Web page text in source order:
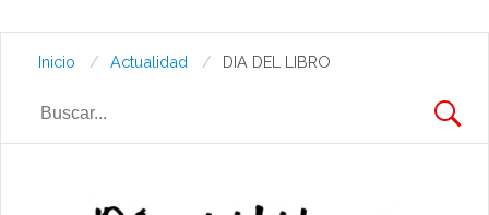
Inicio Actualidad DIA DEL LIBRO